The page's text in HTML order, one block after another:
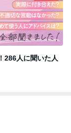
286人に聞いた人